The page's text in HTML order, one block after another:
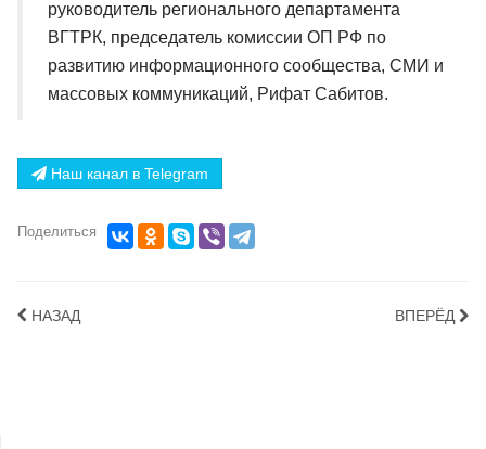
руководитель регионального департамента
ВГТРК, председатель комиссии ОП РФ по
развитию информационного сообщества, СМИ и
массовых коммуникаций, Рифат Сабитов.
Наш канал в Telegram
Поделиться
НАЗАД ВПЕРЁД